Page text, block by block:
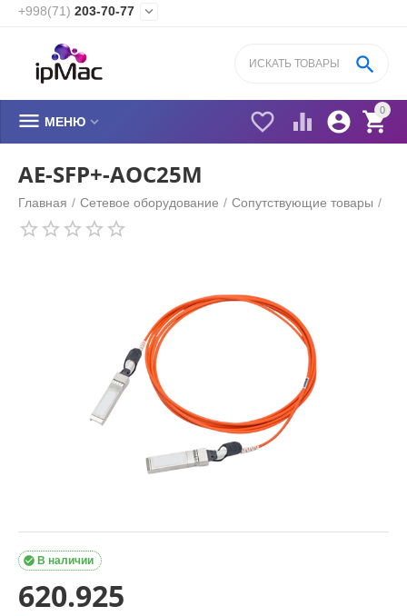
+998(71) 203-70-77 
0


 

 МЕНЮ 
AE-SFP+-AOC25M
Главная / Сетевое оборудование / Cопутствующие товары /
В наличии

620.925